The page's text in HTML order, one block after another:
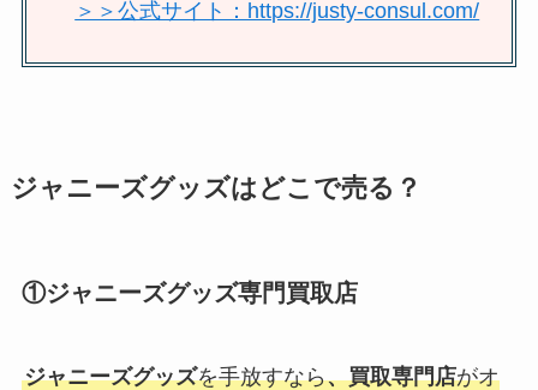
サート・番組・映画は？
＞＞公式サイト：https://justy-consul.com/
ジャニーズグッズはどこで売る？
①ジャニーズグッズ専門買取店
ジャニーズグッズを手放すなら、買取専門店がオ